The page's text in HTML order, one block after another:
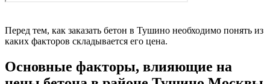
Перед тем, как заказать бетон в Тушино необходимо понять из
каких факторов складывается его цена.
Основные факторы, влияющие на